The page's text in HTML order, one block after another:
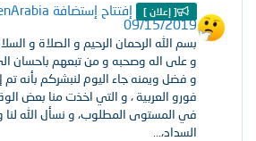
[ إعلان ]
09/15/2019
بسم الله الرحمان الرحيم و الصلاة و
و على اله وصحبه و من تبعهم باحسان
و فضل ويمنه جاء اليوم لنبشركم بأنه تم
فورو العربية ، و التي اخذت منا بعض
في المستوى المطلوب، و نسأل الله لنا
السداد،...